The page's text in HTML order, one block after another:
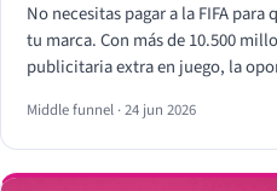
No necesitas pagar a la FIFA
tu marca. Con más de 10.500
publicitaria extra en juego, la
estadio. Eso sí, hay líneas que no
oficiales de la FIFA puede salir
Middle funnel · 24 jun 2026